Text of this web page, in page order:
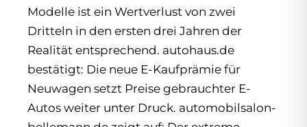
Modelle ist ein Wertverlust von zwei
Dritteln in den ersten drei Jahren der
Realität entsprechend. autohaus.de
bestätigt: Die neue E-Kaufprämie für
Neuwagen setzt Preise gebrauchter E-
Autos weiter unter Druck. automobilsalon-